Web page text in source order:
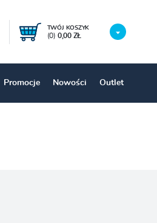
TWÓJ KOSZYK
(0) 0,00 ZŁ
Promocje Nowości Outlet